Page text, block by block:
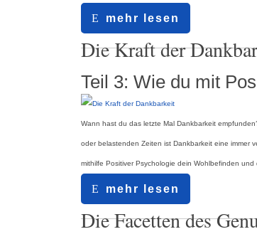
mehr lesen
Die Kraft der
Teil 3: Wie du mit
18.05.2020
Wann hast du das letzte Mal Dankbarkeit
oder belastenden Zeiten ist Dankbarkeit eine immer
mithilfe Positiver Psychologie dein Wohlbefinden und
mehr lesen
Die Facetten des
18.12.2019